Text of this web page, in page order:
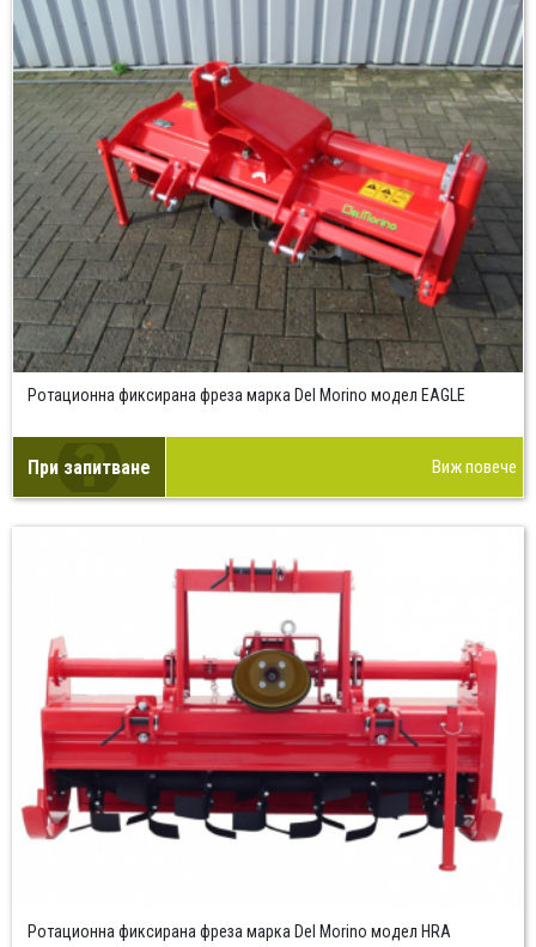
Ротационна фиксирана фреза марка Del Morino модел EAGLE
При запитване Виж повече
Ротационна фиксирана фреза марка Del Morino модел HRA